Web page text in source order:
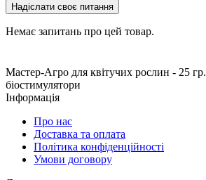
Надіслати своє питання
Немає запитань про цей товар.
Мастер-Агро для квітучих рослин - 25 гр.
біостимулятори
Інформація
Про нас
Доставка та оплата
Політика конфіденційності
Умови договору